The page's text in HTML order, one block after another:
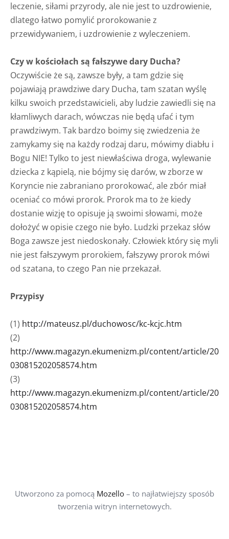
leczenie, siłami przyrody, ale nie jest to uzdrowienie,
dlatego łatwo pomylić prorokowanie z
przewidywaniem, i uzdrowienie z wyleczeniem.
Czy w kościołach są fałszywe dary Ducha?
Oczywiście że są, zawsze były, a tam gdzie się
pojawiają prawdziwe dary Ducha, tam szatan wyślę
kilku swoich przedstawicieli, aby ludzie zawiedli się na
kłamliwych darach, wówczas nie będą ufać i tym
prawdziwym. Tak bardzo boimy się zwiedzenia że
zamykamy się na każdy rodzaj daru, mówimy diabłu i
Bogu NIE! Tylko to jest niewłaściwa droga, wylewanie
dziecka z kąpielą, nie bójmy się darów, w zborze w
Koryncie nie zabraniano prorokować, ale zbór miał
oceniać co mówi prorok. Prorok ma to że kiedy
dostanie wizję to opisuje ją swoimi słowami, może
dołożyć w opisie czego nie było. Ludzki przekaz słów
Boga zawsze jest niedoskonały. Człowiek który się myli
nie jest fałszywym prorokiem, fałszywy prorok mówi
od szatana, to czego Pan nie przekazał.
Przypisy
(1) http://mateusz.pl/duchowosc/kc-kcjc.htm
(2)
http://www.magazyn.ekumenizm.pl/content/article/20
030815202058574.htm
(3)
http://www.magazyn.ekumenizm.pl/content/article/20
030815202058574.htm
Utworzono za pomocą Mozello – to najłatwiejszy sposób
tworzenia witryn internetowych.